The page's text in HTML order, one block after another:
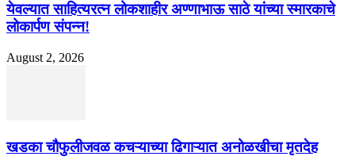
येवल्यात साहित्यरत्न लोकशाहीर अण्णाभाऊ साठे यांच्या स्मारकाचे
लोकार्पण संपन्न!
August 2, 2026
खडका चौफुलीजवळ कचऱ्याच्या ढिगाऱ्यात अनोळखीचा मृतदेह